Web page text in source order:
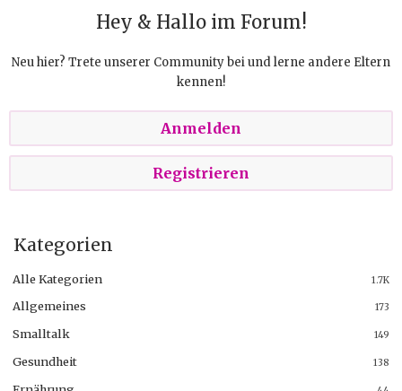
Hey & Hallo im Forum!
Neu hier? Trete unserer Community bei und lerne andere Eltern
kennen!
Anmelden
Registrieren
Kategorien
1.7K
Alle Kategorien
173
Allgemeines
149
Smalltalk
138
Gesundheit